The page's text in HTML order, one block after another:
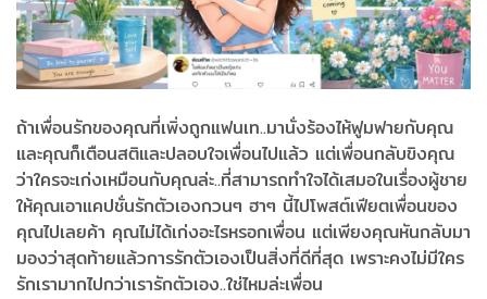
ถ้าเพื่อนรักของคุณที่เพิ่งถูกแฟนเท..มานั่งร้องไห้ฟูมฟายกับคุณ
และคุณก็เตือนสติและปลอบใจเพื่อนไปแล้ว แต่เพื่อนกลับขิงคุณ
ว่าใครจะเก่งเหมือนกับคุณล่ะ..ที่สามารถทำใจได้เสมอในเรื่องผู้ชาย
ให้คุณเอาแคปชั่นรักตัวเองกวนๆ ฮาๆ นี้ไปโพสต์เฟียตเพื่อนของ
คุณไปเลยค้า คุณไม่ได้เก่งอะไรหรอกเพื่อน แต่เพียงคุณหันกลับมา
มองว่าสุดท้ายแล้วการรักตัวเองเป็นสิ่งที่ดีที่สุด เพราะคงไม่มีใคร
รักเรามากไปกว่าเรารักตัวเอง..ใช่ไหมล่ะเพื่อน